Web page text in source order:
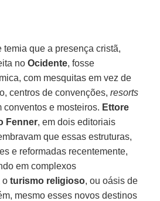
temia que a presença cristã,
noOcidente, fosse
com mesquitas em vez de
centros de convenções,resorts
conventos e mosteiros. Ettore
Fenner, em dois editoriais
que essas estruturas,
e reformadas recentemente,
em complexos
oturismo religioso, ou oásis de
mesmo esses novos destinos